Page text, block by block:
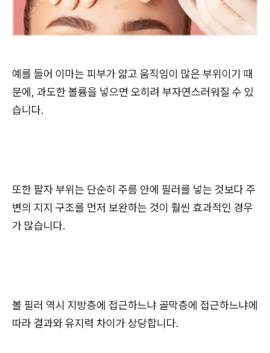
예를 들어 이마는 피부가 얇고 움직임이 많은 부위이기 때
문에, 과도한 볼륨을 넣으면 오히려 부자연스러워질 수 있
습니다.
또한 팔자 부위는 단순히 주름 안에 필러를 넣는 것보다 주
변의 지지 구조를 먼저 보완하는 것이 훨씬 효과적인 경우
가 많습니다.
볼 필러 역시 지방층에 접근하느냐 골막층에 접근하느냐에
따라 결과와 유지력 차이가 상당합니다.